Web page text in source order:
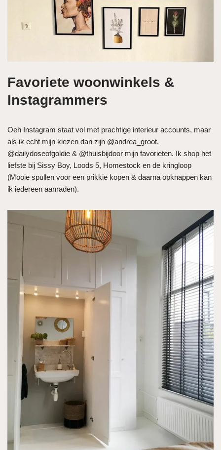
Favoriete woonwinkels &
Instagrammers
Oeh Instagram staat vol met prachtige interieur accounts, maar
als ik echt mijn kiezen dan zijn @andrea_groot,
@dailydoseofgoldie & @thuisbijdoor mijn favorieten. Ik shop het
liefste bij Sissy Boy, Loods 5, Homestock en de kringloop
(Mooie spullen voor een prikkie kopen & daarna opknappen kan
ik iedereen aanraden).